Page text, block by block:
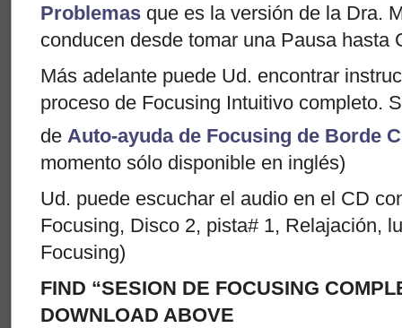
Problemas que es la versión de la Dra.
conducen desde tomar una Pausa hasta
Más adelante puede Ud. encontrar
proceso de Focusing Intuitivo completo.
de Auto-ayuda de Focusing de Borde
momento sólo disponible en inglés)
Ud. puede escuchar el audio en el CD
Focusing, Disco 2, pista# 1, Relajación,
Focusing)
FIND “SESION DE FOCUSING
DOWNLOAD ABOVE